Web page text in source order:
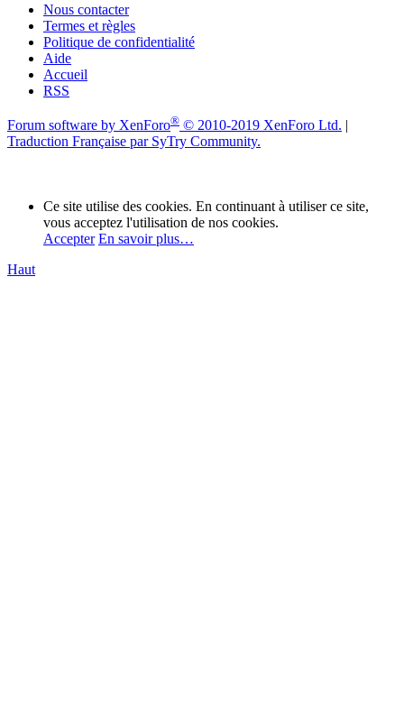
Nous contacter
Termes et règles
Politique de confidentialité
Aide
Accueil
RSS
Forum software by XenForo® © 2010-2019 XenForo Ltd. |
Traduction Française par SyTry Community.
Ce site utilise des cookies. En continuant à utiliser ce site,
vous acceptez l'utilisation de nos cookies.
Accepter En savoir plus…
Haut